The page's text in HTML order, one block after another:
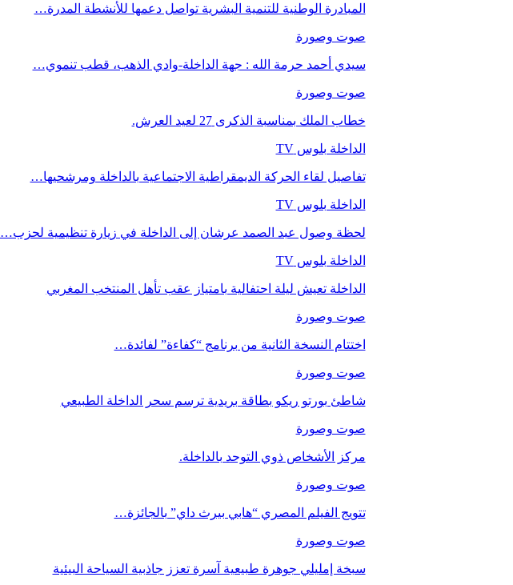
المبادرة الوطنية للتنمية البشرية تواصل دعمها للأنشطة المدرة…
صوت وصورة
سيدي أحمد حرمة الله : جهة الداخلة-وادي الذهب، قطب تنموي…
صوت وصورة
خطاب الملك بمناسبة الذكرى 27 لعيد العرش.
الداخلة بلوس TV
تفاصيل لقاء الحركة الديمقراطية الاجتماعية بالداخلة ومرشحيها…
الداخلة بلوس TV
لحظة وصول عبد الصمد عرشان إلى الداخلة في زيارة تنظيمية لحزب…
الداخلة بلوس TV
الداخلة تعيش ليلة احتفالية بامتياز عقب تأهل المنتخب المغربي
صوت وصورة
اختتام النسخة الثانية من برنامج “كفاءة” لفائدة…
صوت وصورة
شاطئ بورتو ريكو بطاقة بريدية ترسم سحر الداخلة الطبيعي
صوت وصورة
مركز الأشخاص ذوي التوحد بالداخلة.
صوت وصورة
تتويج الفيلم المصري “هابي بيرث داي” بالجائزة…
صوت وصورة
سبخة إمليلي جوهرة طبيعية آسرة تعزز جاذبية السياحة البيئية